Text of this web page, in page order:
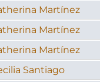
Martínez
Martínez
Martínez
Santiago